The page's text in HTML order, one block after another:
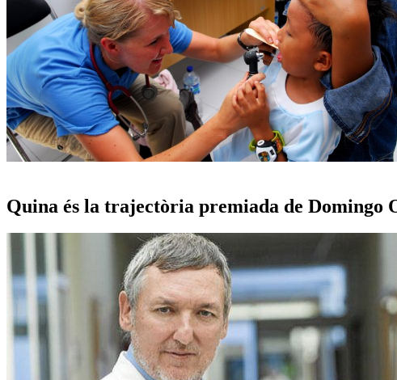
Quina és la trajectòria premiada de Domingo